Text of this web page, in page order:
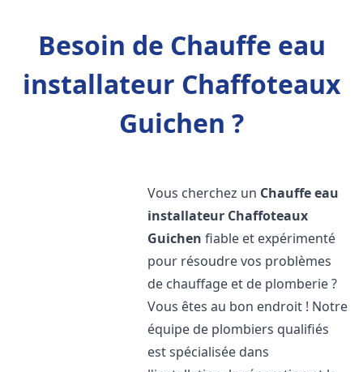
Besoin de Chauffe eau
installateur Chaffoteaux
Guichen ?
Vous cherchez un Chauffe eau
installateur Chaffoteaux
Guichen fiable et expérimenté
pour résoudre vos problèmes
de chauffage et de plomberie ?
Vous êtes au bon endroit ! Notre
équipe de plombiers qualifiés
est spécialisée dans